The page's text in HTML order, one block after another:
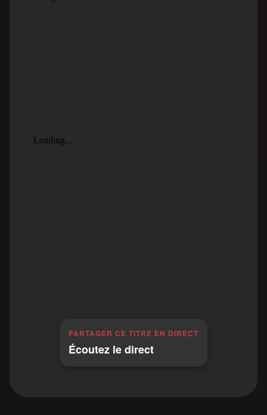
PARTAGER CE TITRE EN DIRECT
Écoutez le direct